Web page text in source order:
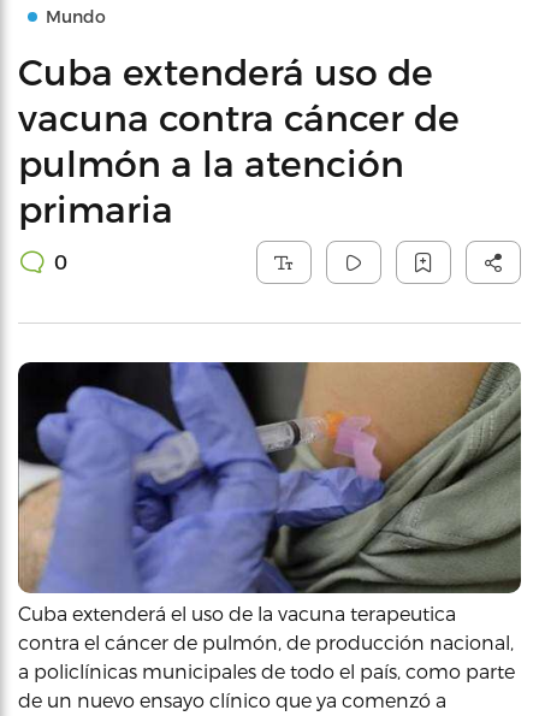
Mundo
Cuba extenderá uso de
vacuna contra cáncer de
pulmón a la atención
primaria
0
Cuba extenderá el uso de la vacuna terapeutica
contra el cáncer de pulmón, de producción nacional,
a policlínicas municipales de todo el país, como parte
de un nuevo ensayo clínico que ya comenzó a